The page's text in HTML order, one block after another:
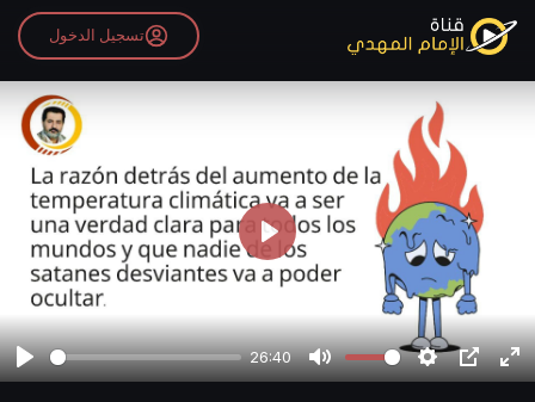
تسجيل الدخول
P
26:40
M
S
P
E
P
a
y